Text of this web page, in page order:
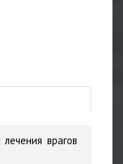
врагов